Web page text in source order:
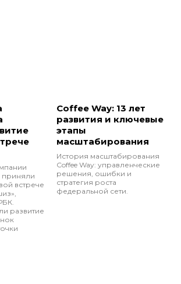
встрече
развитие
Coffee Way: 13 лет
развития и ключевые
этапы
масштабирования
История масштабирования
Coffee Way: управленческие
решения, ошибки и
стратегия роста
федеральной сети.